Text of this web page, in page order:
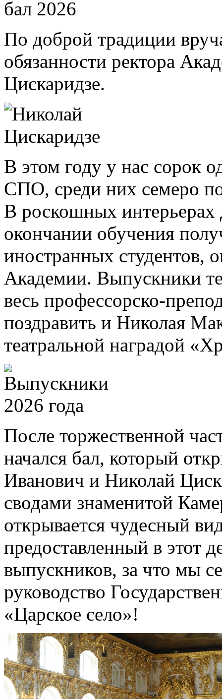
По доброй традиции
обязанности ректора
Цискаридзе.
В этом году у нас сорок
СПО, среди них семеро
В роскошных интерьерах
окончании обучения
иностранных студентов,
Академии. Выпускники
весь профессорско-
поздравить и Николая
театральной наградой
После торжественной
начался бал, который
Иванович и Николай
сводами знаменитой
открывается чудесный
предоставленный в этот
выпускников, за что мы
руководство
«Царское село»!